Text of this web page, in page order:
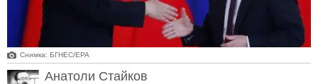
Снимка: БГНЕС/ЕРА
Анатоли Стайков